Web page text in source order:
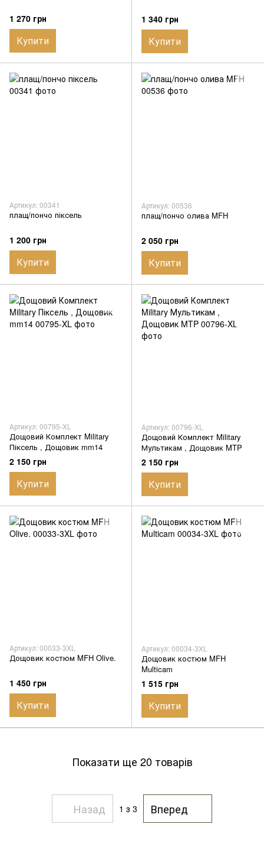
1 270 грн
Купити
1 340 грн
Купити
Артикул: 00341
плащ/пончо піксель
1 200 грн
Купити
Артикул: 00536
плащ/пончо олива MFH
2 050 грн
Купити
Артикул: 00795-XL
Дощовий Комплект Military
Піксель , Дощовик mm14
2 150 грн
Купити
Артикул: 00796-XL
Дощовий Комплект Military
Мультикам , Дощовик MTP
2 150 грн
Купити
Артикул: 00033-3XL
Дощовик костюм MFH Olive.
1 450 грн
Купити
Артикул: 00034-3XL
Дощовик костюм MFH
Multicam
1 515 грн
Купити
Показати ще 20 товарів
Назад 1 з 3 Вперед